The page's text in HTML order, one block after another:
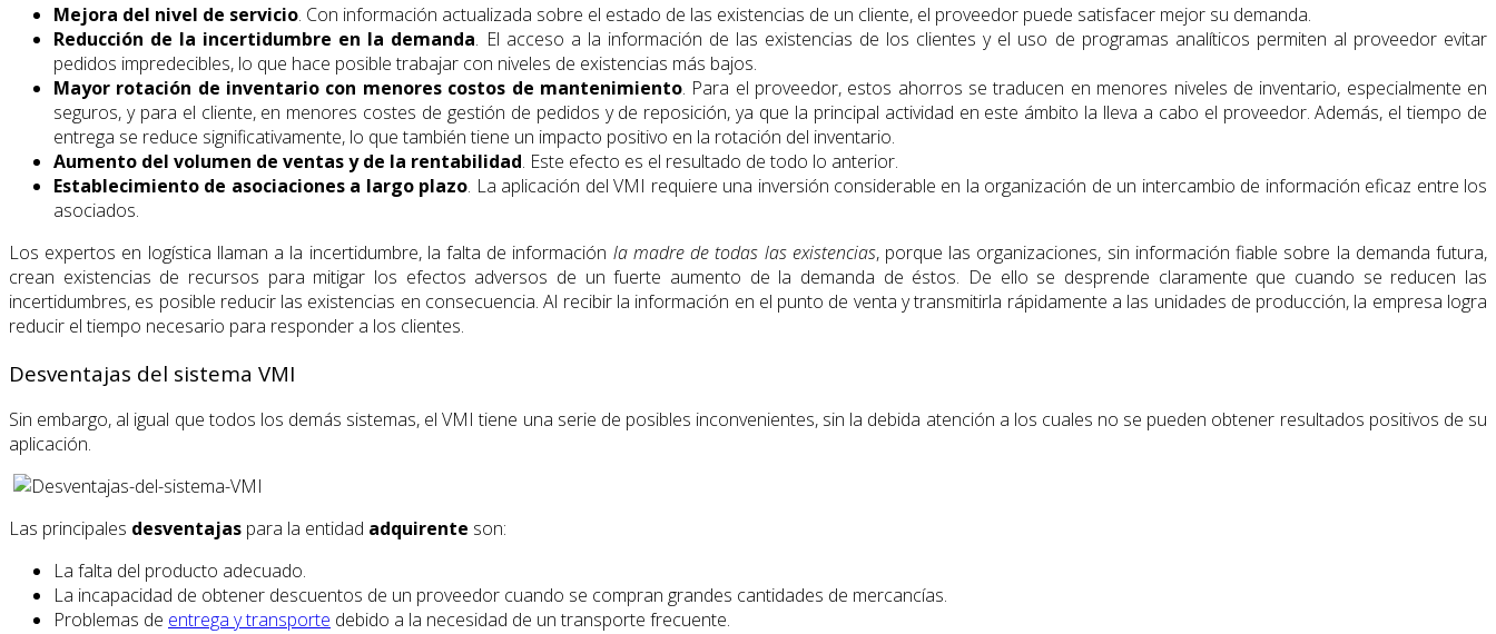
Mejora del nivel de servicio. Con información actualizada sobre el estado de las existencias de un cliente, el proveedor puede satisfacer mejor su demanda.
Reducción de la incertidumbre en la demanda. El acceso a la información de las existencias de los clientes y el uso de programas analíticos permiten al proveedor evitar
pedidos impredecibles, lo que hace posible trabajar con niveles de existencias más bajos.
Mayor rotación de inventario con menores costos de mantenimiento. Para el proveedor, estos ahorros se traducen en menores niveles de inventario, especialmente en
seguros, y para el cliente, en menores costes de gestión de pedidos y de reposición, ya que la principal actividad en este ámbito la lleva a cabo el proveedor. Además, el tiempo de
entrega se reduce significativamente, lo que también tiene un impacto positivo en la rotación del inventario.
Aumento del volumen de ventas y de la rentabilidad. Este efecto es el resultado de todo lo anterior.
Establecimiento de asociaciones a largo plazo. La aplicación del VMI requiere una inversión considerable en la organización de un intercambio de información eficaz entre los
asociados.
Los expertos en logística llaman a la incertidumbre, la falta de información la madre de todas las existencias, porque las organizaciones, sin información fiable sobre la demanda futura,
crean existencias de recursos para mitigar los efectos adversos de un fuerte aumento de la demanda de éstos. De ello se desprende claramente que cuando se reducen las
incertidumbres, es posible reducir las existencias en consecuencia. Al recibir la información en el punto de venta y transmitirla rápidamente a las unidades de producción, la empresa logra
reducir el tiempo necesario para responder a los clientes.
Desventajas del sistema VMI
Sin embargo, al igual que todos los demás sistemas, el VMI tiene una serie de posibles inconvenientes, sin la debida atención a los cuales no se pueden obtener resultados positivos de su
aplicación.
Las principales desventajas para la entidad adquirente son:
La falta del producto adecuado.
La incapacidad de obtener descuentos de un proveedor cuando se compran grandes cantidades de mercancías.
Problemas de entrega y transporte debido a la necesidad de un transporte frecuente.